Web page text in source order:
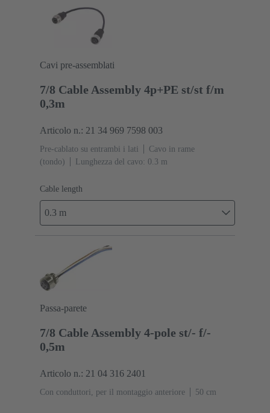
Cavi pre-assemblati
7/8 Cable Assembly 4p+PE st/st f/m
0,3m
Articolo n.: 21 34 969 7598 003
Pre-cablato su entrambi i lati
Cavo in rame
(tondo)
Lunghezza del cavo: 0.3 m
Cable length
0.3 m
Passa-parete
7/8 Cable Assembly 4-pole st/- f/-
0,5m
Articolo n.: 21 04 316 2401
Con conduttori, per il montaggio anteriore ‌50 cm